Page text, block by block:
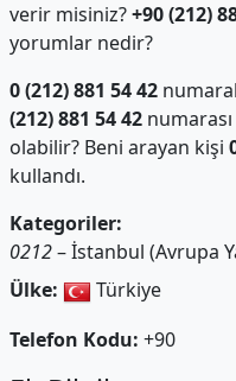
verir misiniz?+90 (212)
yorumlar nedir?
0 (212) 881 54 42
(212) 881 54 42numarası
olabilir? Beni arayan kişi
kullandı.
Kategoriler:
0212– İstanbul (Avrupa
Ülke:
Türkiye
Telefon Kodu: +90